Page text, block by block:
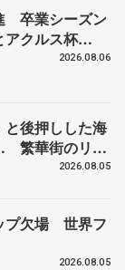
卒業シーズン
アクルス杯
2026.08.06
と後押しした海
繁華街のリン
も味方に 小林
2026.08.05
プ欠場 世界フ
2026.08.05